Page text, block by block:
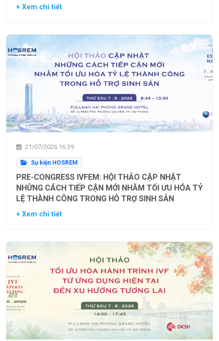
+ Xem chi tiết
21/07/2026 16:39
Sự kiện HOSREM
PRE-CONGRESS IVFEM: HỘI THẢO CẬP NHẬT
NHỮNG CÁCH TIẾP CẬN MỚI NHẰM TỐI ƯU HÓA TỶ
LỆ THÀNH CÔNG TRONG HỖ TRỢ SINH SẢN
+ Xem chi tiết